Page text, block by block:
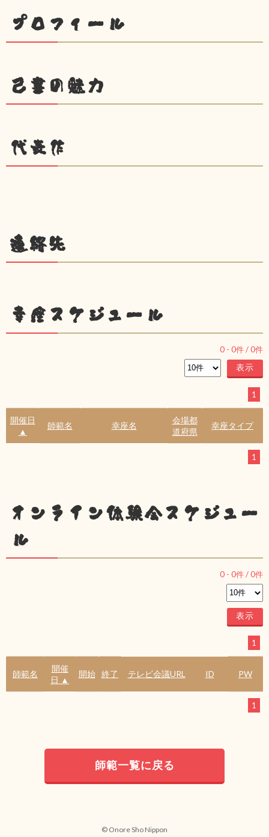
プロフィール
己書の魅力
代表作
連絡先
幸座スケジュール
0 - 0件 /0件
1
開催日
▲
師範名 幸座名
会場都
道府県
幸座タイプ
1
オンライン体験会スケジュー
ル
0 - 0件 /0件
1
師範名
開催
日 ▲
開始 終了 テレビ会議URL ID PW
1
師範一覧に戻る
© Onore Sho Nippon